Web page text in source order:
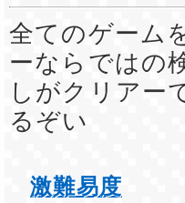
全てのゲーム
ーならではの
しがクリアー
るぞい
激難易度